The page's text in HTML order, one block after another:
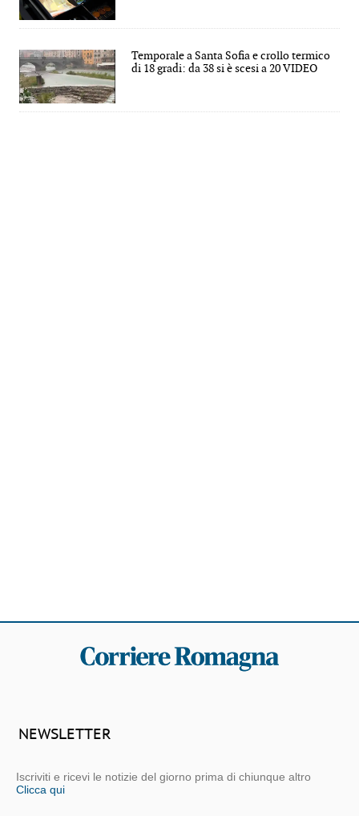
Temporale a Santa Sofia e crollo termico
di 18 gradi: da 38 si è scesi a 20 VIDEO
NEWSLETTER
Iscriviti e ricevi le notizie del giorno prima di chiunque altro
Clicca qui